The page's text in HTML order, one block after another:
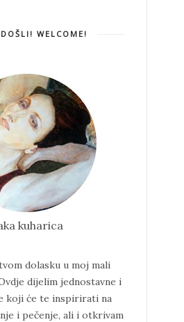
WELCOME!
kuharica
dolasku u moj mali
dijelim jednostavne i
koji će te inspirirati na
i pečenje, ali i otkrivam